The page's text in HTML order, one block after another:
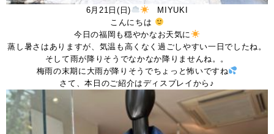
6月21日(日)
MIYUKI
こんにちは
今日の福岡も穏やかなお天気に
蒸し暑さはありますが、気温も高くなく過ごしやすい一日でしたね。
そして雨が降りそうでなかなか降りませんね。。
梅雨の末期に大雨が降りそうでちょっと怖いですね
さて、本日のご紹介はディスプレイから♪